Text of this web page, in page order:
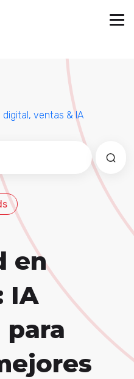
digital, ventas & IA
con una función de
el campo de
en
IA